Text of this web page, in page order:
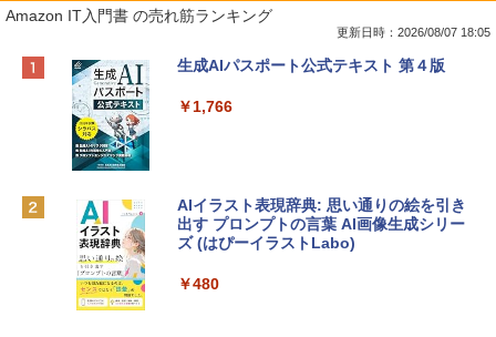
Apple 2026 MacBook Neo A18 Proチッ
e Intelligence、Liquid Retinaディスプ
￥162,598
tomtoc 360°保護 15.6 16インチ パソコ
Robloxギフトカード - 800 Robux 【限
インゲームコード】 ロブロックス | オン
Microsoft Office Home & Business 202
4(最新 永続版)|オンラインコード版|Wind
Amazon IT入門書 の売れ筋ランキング
更新日時：2026/08/07 18:05
生成AIパスポート公式テキスト 第４版
￥1,766
AIイラスト表現辞典: 思い通りの絵を引き
出す プロンプトの言葉 AI画像生成シリー
ズ (はぴーイラストLabo)
￥480